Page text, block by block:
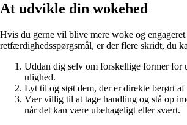
At udvikle din wokehed
Hvis du gerne vil blive mere woke og engageret
retfærdighedsspørgsmål, er der flere skridt, du
Uddan dig selv om forskellige former for
ulighed.
Lyt til og støt dem, der er direkte berørt af
Vær villig til at tage handling og stå op
når det kan være ubehageligt eller svært.